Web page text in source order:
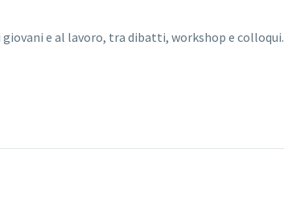
e al lavoro, tra dibatti, workshop e colloqui.